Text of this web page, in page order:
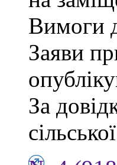
Вимоги
Заяви
За